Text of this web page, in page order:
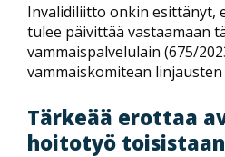
Invalidiliitto onkin esittänyt,
tulee päivittää vastaamaan
vammaispalvelulain (675/
vammaiskomitean linjausten
Tärkeää erottaa
hoitotyö toisistaan